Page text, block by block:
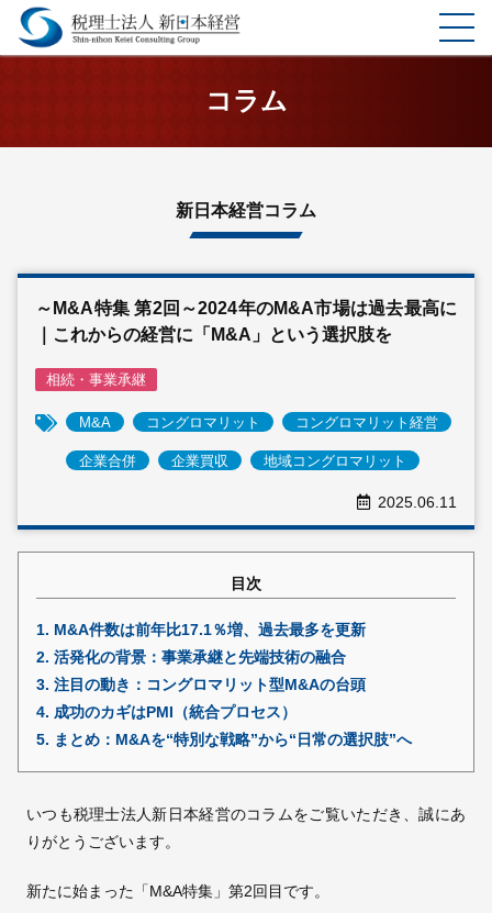
企業理念
お客様の声
事務所案内
採用情報
コラム
新日本経営コラム
～M&A特集 第2回～2024年のM&A市場は過去最高に
｜これからの経営に「M&A」という選択肢を
相続・事業承継
M&A コングロマリット コングロマリット経営
企業合併 企業買収 地域コングロマリット
2025.06.11
目次
1. M&A件数は前年比17.1％増、過去最多を更新
2. 活発化の背景：事業承継と先端技術の融合
3. 注目の動き：コングロマリット型M&Aの台頭
4. 成功のカギはPMI（統合プロセス）
5. まとめ：M&Aを“特別な戦略”から“日常の選択肢”へ
いつも税理士法人新日本経営のコラムをご覧いただき、誠にあ
りがとうございます。
新たに始まった「M&A特集」第2回目です。